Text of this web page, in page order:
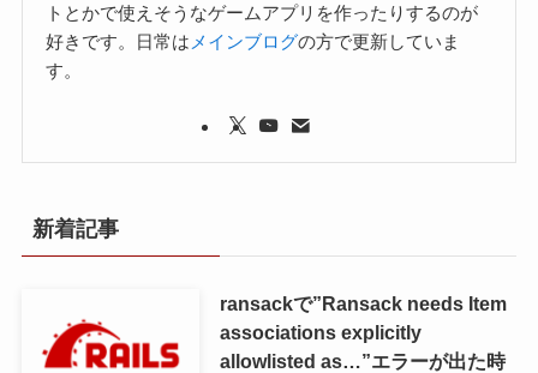
トとかで使えそうなゲームアプリを作ったりするのが
好きです。日常は メインブログの方で更新していま
す。
新着記事
ransackで”Ransack needs Item
associations explicitly
allowlisted as…”エラーが出た時